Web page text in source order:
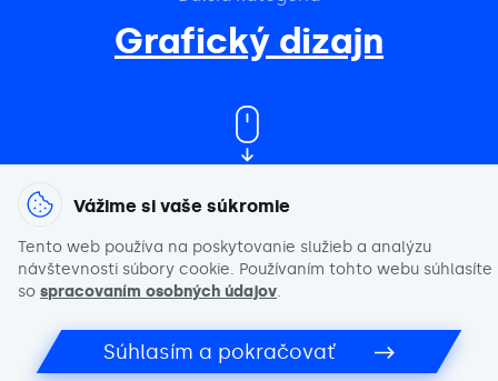
Grafický dizajn
Zaujali sme Vás?
Kontaktujte nás
Vážime si vaše súkromie
Tento web používa na poskytovanie služieb a analýzu
návštevnosti súbory cookie. Používaním tohto webu súhlasíte
so spracovaním osobných údajov.
Súhlasím a pokračovať